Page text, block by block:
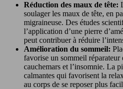
Réduction des maux de tête:
soulager les maux de tête, en
migraineuse. Des études
l’application d’une pierre
peut contribuer à réduire
Amélioration du sommeil:
favorise un sommeil réparateur
cauchemars et l’insomnie. La
calmantes qui favorisent la
au corps de se reposer plus